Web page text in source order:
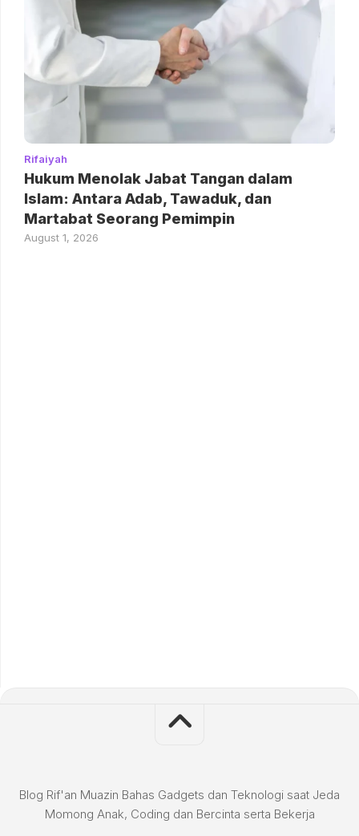
Rifaiyah
Hukum Menolak Jabat Tangan dalam
Islam: Antara Adab, Tawaduk, dan
Martabat Seorang Pemimpin
August 1, 2026
Blog Rif'an Muazin Bahas Gadgets dan Teknologi saat Jeda
Momong Anak, Coding dan Bercinta serta Bekerja